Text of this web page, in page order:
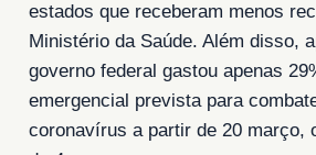
estados que receberam menos
Ministério da Saúde. Além disso,
governo federal gastou apenas
emergencial prevista para
coronavírus a partir de 20 março,